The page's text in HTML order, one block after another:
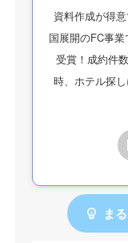
資料作成が得
国展開のFC事
受賞！成約件
時、ホテル探
ま